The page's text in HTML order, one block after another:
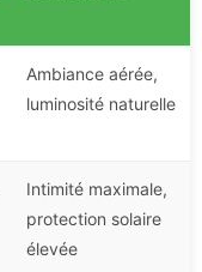
Ambiance aérée,
luminosité naturelle
Intimité maximale,
protection solaire
élevée